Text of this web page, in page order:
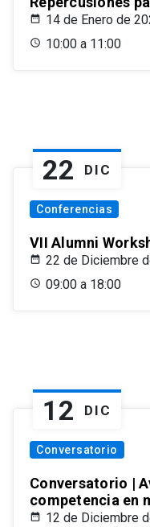
14 de Enero de
10:00 a 11:00
22 DIC
Conferencias
VII Alumni
22 de Diciembre
09:00 a 18:00
12 DIC
Conversatorio
Conversatorio |
competencia en
12 de Diciembre